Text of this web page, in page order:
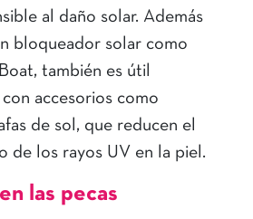
al daño solar. Además
bloqueador solar como
también es útil
accesorios como
de sol, que reducen el
de los rayos UV en la piel.
las pecas